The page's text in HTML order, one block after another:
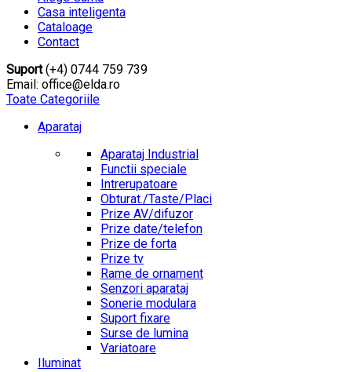
Casa inteligenta
Cataloage
Contact
Suport(+4) 0744 759 739
Email: office@elda.ro
Toate Categoriile
Aparataj
Aparataj Industrial
Functii speciale
Intrerupatoare
Obturat./Taste/Placi
Prize AV/difuzor
Prize date/telefon
Prize de forta
Prize tv
Rame de ornament
Senzori aparataj
Sonerie modulara
Suport fixare
Surse de lumina
Variatoare
Iluminat